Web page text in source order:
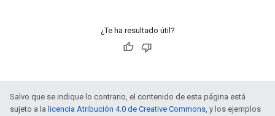
¿Te ha resultado útil?
Salvo que se indique lo contrario, el contenido de esta página está
sujeto a la licencia Atribución 4.0 de Creative Commons, y los ejemplos